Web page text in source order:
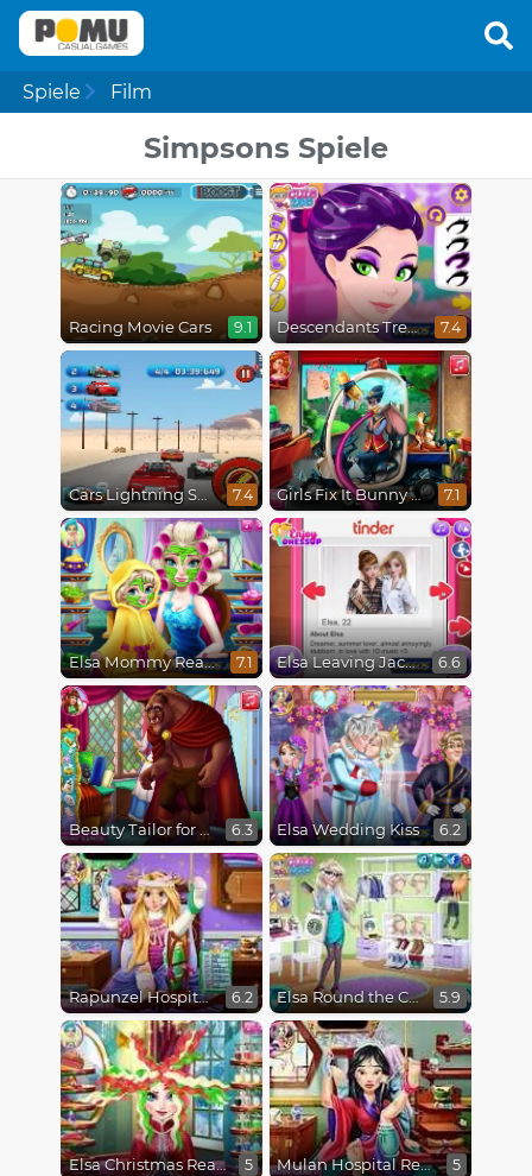
Spiele Film
Simpsons Spiele
Racing Movie Cars 9.1 Descendants Trendsetters 7.4
Cars Lightning Speed 7.4 Girls Fix It Bunny Car 7.1
Elsa Mommy Real Makeover 7.1 Elsa Leaving Jack Frost 6.6
Beauty Tailor for Beast 6.3 Elsa Wedding Kiss 6.2
Rapunzel Hospital Recovery 6.2 Elsa Round the Clock Fashionista 5.9
Elsa Christmas Real Haircuts 5 Mulan Hospital Recovery 5